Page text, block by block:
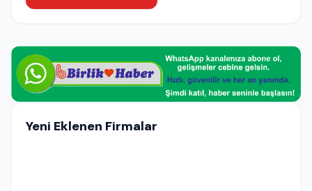
Yeni Eklenen Firmalar